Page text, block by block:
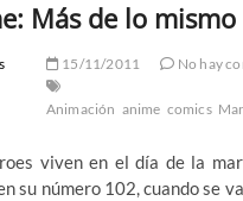
Más de lo mismo
15/11/2011 No hay
Animación anime comics
viven en el día de la
su número 102, cuando se